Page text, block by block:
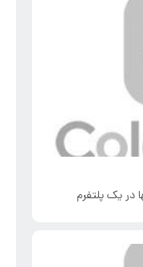
در یک پلتفرم